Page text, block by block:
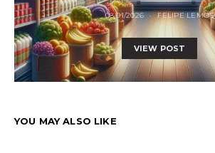
08/01/2026 FELIPE LEMOS
VIEW POST
YOU MAY ALSO LIKE